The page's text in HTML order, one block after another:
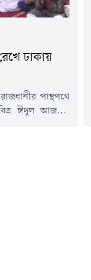
ঢাকায়
পান্থপথে
ঈদুল আজহার